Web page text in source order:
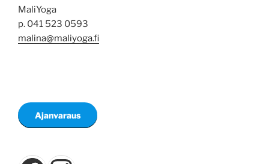
MaliYoga
p. 041 523 0593
malina@maliyoga.fi
Ajanvaraus